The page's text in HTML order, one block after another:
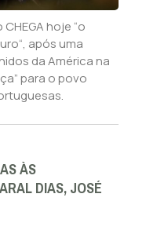
hoje “o
após uma
da América na
para o povo
ÀS
DIAS, JOSÉ